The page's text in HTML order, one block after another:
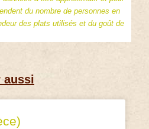
du nombre de personnes en
des plats utilisés et du goût de
aussi